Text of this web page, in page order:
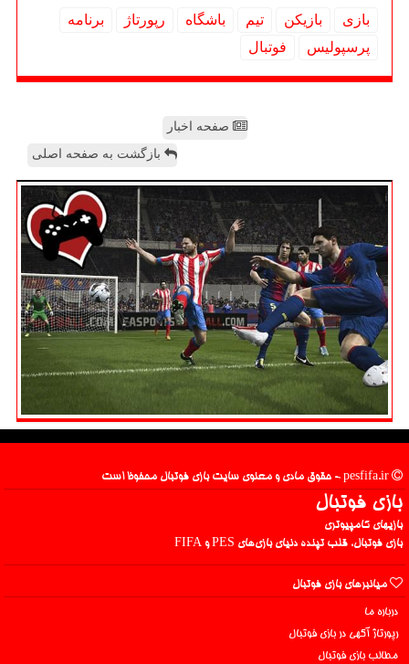
بازی بازیكن تیم باشگاه رپورتاژ
برنامه
پرسپولیس
فوتبال
صفحه اخبار
بازگشت به صفحه اصلی
بازی فوتبال
بازیهای کامپیوتری
بازی فوتبال، قلب تپنده دنیای بازی‌های PES و FIFA
میانبرهای بازی فوتبال
درباره ما
رپورتاژ آگهی در بازی فوتبال
مطالب بازی فوتبال